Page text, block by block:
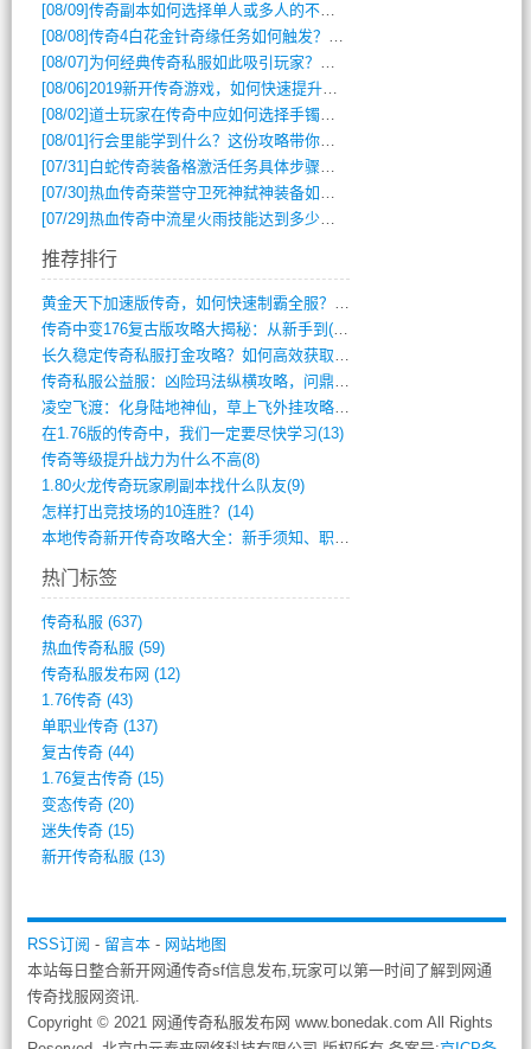
[08/09]传奇副本如何选择单人或多人的不同模式？
[08/08]传奇4白花金针奇缘任务如何触发？完整攻略解析
[08/07] 为何经典传奇私服如此吸引玩家？深度攻略解析
[08/06]2019新开传奇游戏，如何快速提升角色等级？
[08/02]道士玩家在传奇中应如何选择手镯装备？
[08/01]行会里能学到什么？这份攻略带你全掌握
[07/31] 白蛇传奇装备格激活任务具体步骤是什么？如何完成？
[07/30]热血传奇荣誉守卫死神弑神装备如何获取与佩戴攻略？
[07/29]热血传奇中流星火雨技能达到多少级可以开始练装备？
推荐排行
黄金天下加速版传奇，如何快速制霸全服？(948)
传奇中变176复古版攻略大揭秘：从新手到(344)
长久稳定传奇私服打金攻略？如何高效获取资(415)
传奇私服公益服：凶险玛法纵横攻略，问鼎巅(840)
凌空飞渡：化身陆地神仙，草上飞外挂攻略(341)
在1.76版的传奇中，我们一定要尽快学习(13)
传奇等级提升战力为什么不高(8)
1.80火龙传奇玩家刷副本找什么队友(9)
怎样打出竞技场的10连胜？(14)
本地传奇新开传奇攻略大全：新手须知、职业(568)
热门标签
传奇私服 (637)
热血传奇私服 (59)
传奇私服发布网 (12)
1.76传奇(43)
单职业传奇(137)
复古传奇(44)
1.76复古传奇(15)
变态传奇(20)
迷失传奇(15)
新开传奇私服 (13)
RSS订阅 - 留言本- 网站地图
本站每日整合新开网通传奇sf信息发布,玩家可以第一时间了解到网通
传奇找服网资讯.
Copyright © 2021 网通传奇私服发布网 www.bonedak.com All Rights